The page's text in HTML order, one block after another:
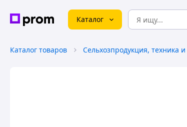
Каталог
Каталог товаров